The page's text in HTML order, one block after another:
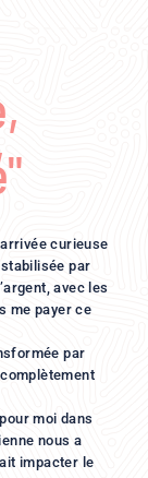
curieuse
par
avec les
me payer ce
par
moi dans
nous a
impacter le